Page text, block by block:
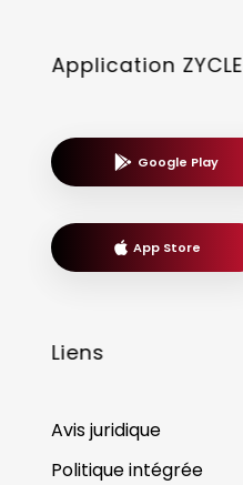
Application ZYCLE
Google Play
App Store
Liens
Avis juridique
Politique intégrée